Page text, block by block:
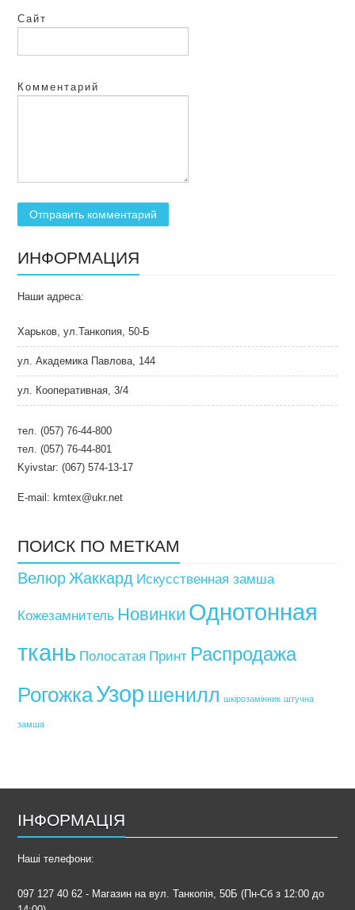
Сайт
Комментарий
ИНФОРМАЦИЯ
Наши адреса:
Харьков, ул.Танкопия, 50-Б
ул. Академика Павлова, 144
ул. Кооперативная, 3/4
тел. (057) 76-44-800
тел. (057) 76-44-801
Kyivstar: (067) 574-13-17
E-mail: kmtex@ukr.net
ПОИСК ПО МЕТКАМ
Велюр Жаккард Искусственная замша
Кожезамнитель Новинки Однотонная
ткань Полосатая Принт Распродажа
РогожкаУзор шенилл шкірозамінник штучна
замша
ІНФОРМАЦІЯ
Наші телефони:
097 127 40 62 - Магазин на вул. Танкопія, 50Б (Пн-Сб з 12:00 до